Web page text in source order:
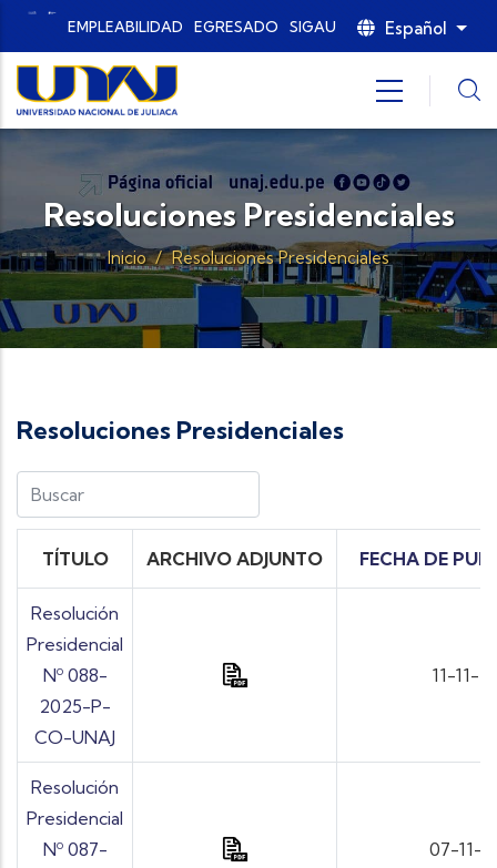
Pasar al contenido principal
EMPLEABILIDAD EGRESADO SIGAU Español
Resoluciones Presidenciales
Inicio / Resoluciones Presidenciales
Resoluciones Presidenciales
TÍTULO ARCHIVO ADJUNTO FECHA DE
Resolución
Presidencial
Nº 088-
2025-P-
CO-UNAJ
11-11-
Resolución
Presidencial
Nº 087-
07-11-